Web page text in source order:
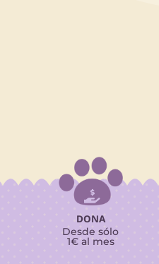

DONA
Desde sólo
1€ al mes